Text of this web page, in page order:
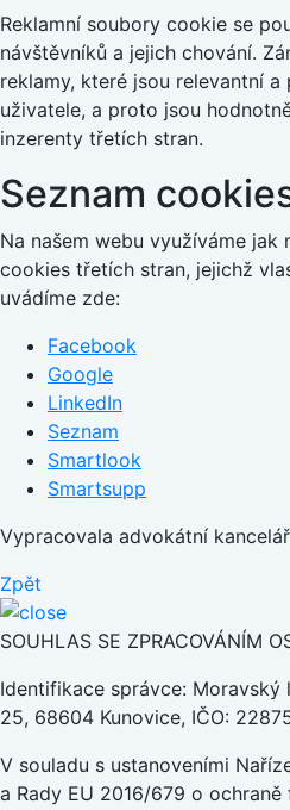
Reklamní soubory cookie se
návštěvníků a jejich chování.
reklamy, které jsou relevantní
uživatele, a proto jsou
inzerenty třetích stran.
Seznam
Na našem webu využíváme jak
cookies třetích stran, jejichž
uvádíme zde:
Facebook
Google
LinkedIn
Seznam
Smartlook
Smartsupp
Vypracovala advokátní kancelář
Zpět
SOUHLAS SE ZPRACOVÁNÍM
Identifikace správce: Moravský
25, 68604 Kunovice, IČO:
V souladu s ustanoveními
a Rady EU 2016/679 o